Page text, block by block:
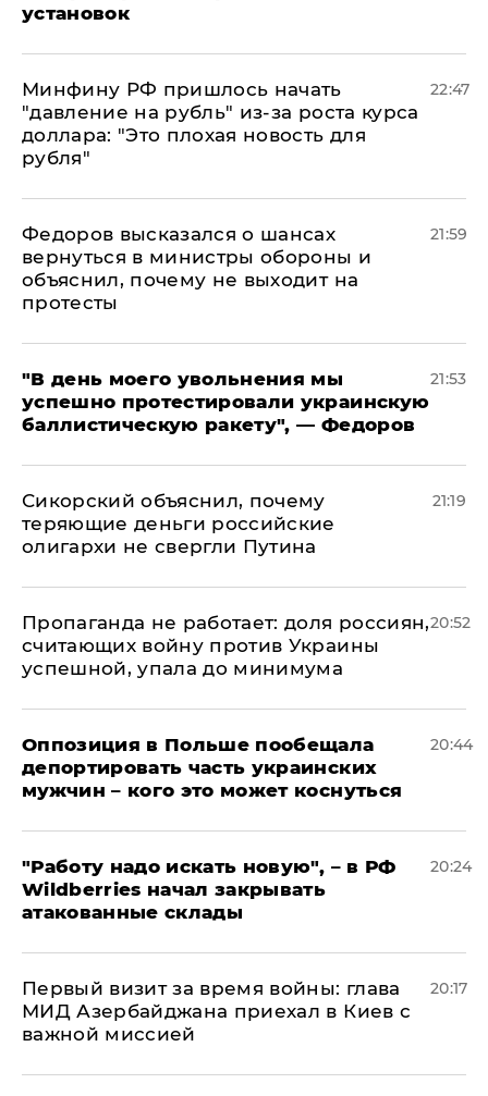
установок
Минфину РФ пришлось начать
"давление на рубль" из-за роста курса
доллара: "Это плохая новость для
рубля"
22:47
Федоров высказался о шансах
вернуться в министры обороны и
объяснил, почему не выходит на
протесты
21:59
​"В день моего увольнения мы
успешно протестировали украинскую
баллистическую ракету", — Федоров
21:53
Сикорский объяснил, почему
теряющие деньги российские
олигархи не свергли Путина
21:19
​Пропаганда не работает: доля россиян,
считающих войну против Украины
успешной, упала до минимума
20:52
Оппозиция в Польше пообещала
депортировать часть украинских
мужчин – кого это может коснуться
20:44
"Работу надо искать новую", – в РФ
Wildberries начал закрывать
атакованные склады
20:24
Первый визит за время войны: глава
МИД Азербайджана приехал в Киев с
важной миссией
20:17